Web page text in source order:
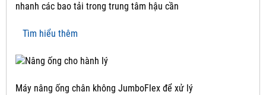
nhanh các bao tải trong trung tâm hậu cần
Tìm hiểu thêm
Máy nâng ống chân không JumboFlex để xử lý